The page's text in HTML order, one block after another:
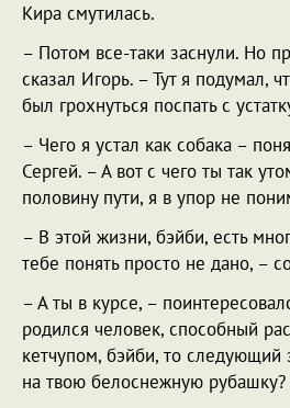
Кира смутилась.
– Потом все-таки заснули. Но
сказал Игорь. – Тут я подумал,
был грохнуться поспать с
– Чего я устал как собака –
Сергей. – А вот с чего ты так
половину пути, я в упор не
– В этой жизни, бэйби, есть
тебе понять просто не дано, –
– А ты в курсе, –
родился человек, способный
кетчупом, бэйби, то следующий
на твою белоснежную рубашку?